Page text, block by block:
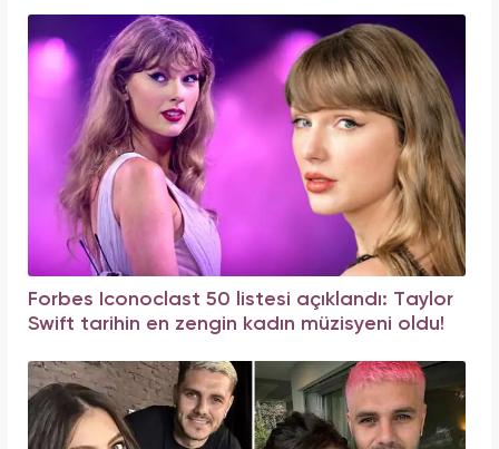
Forbes Iconoclast 50 listesi açıklandı: Taylor
Swift tarihin en zengin kadın müzisyeni oldu!